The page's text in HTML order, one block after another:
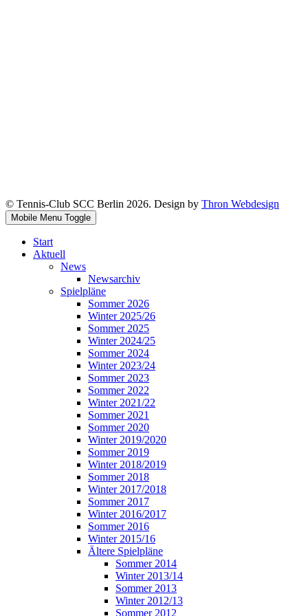
© Tennis-Club SCC Berlin 2026. Design by Thron Webdesign
Mobile Menu Toggle
Start
Aktuell
News
Newsarchiv
Spielpläne
Sommer 2026
Winter 2025/26
Sommer 2025
Winter 2024/25
Sommer 2024
Winter 2023/24
Sommer 2023
Sommer 2022
Winter 2021/22
Sommer 2021
Sommer 2020
Winter 2019/2020
Sommer 2019
Winter 2018/2019
Sommer 2018
Winter 2017/2018
Sommer 2017
Winter 2016/2017
Sommer 2016
Winter 2015/16
Ältere Spielpläne
Sommer 2014
Winter 2013/14
Sommer 2013
Winter 2012/13
Sommer 2012